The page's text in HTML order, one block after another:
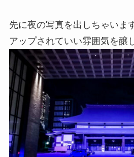
先に夜の写真を出しちゃいま
アップされていい雰囲気を醸